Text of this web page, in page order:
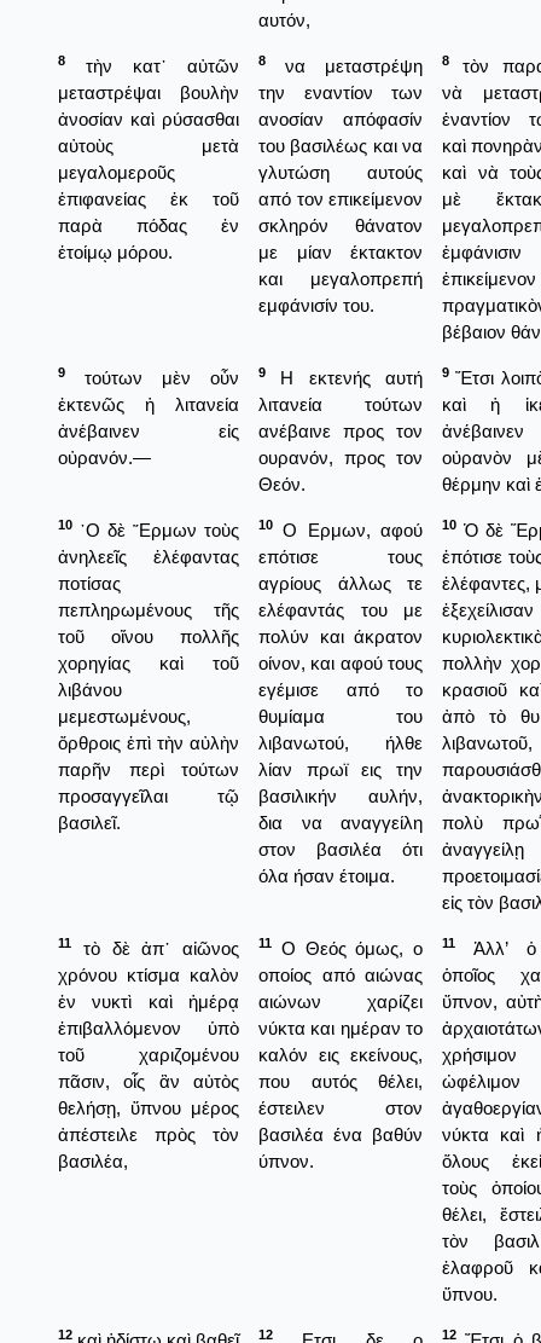
αυτόν,
8
τὴν κατ᾿ αὐτῶν
μεταστρέψαι βουλὴν
ἀνοσίαν καὶ ρύσασθαι
αὐτοὺς μετὰ
μεγαλομεροῦς
ἐπιφανείας ἐκ τοῦ
παρὰ πόδας ἐν
ἑτοίμῳ μόρου.
8
να μεταστρέψη
την εναντίον των
ανοσίαν απόφασίν
του βασιλέως και να
γλυτώση αυτούς
από τον επικείμενον
σκληρόν θάνατον
με μίαν έκτακτον
και μεγαλοπρεπή
εμφάνισίν του.
8
τὸν
νὰ
ἐναντίον
καὶ
καὶ νὰ
μὲ
ἐπικείμενον
βέβαιον
9
τούτων μὲν οὖν
ἐκτενῶς ἡ λιτανεία
ἀνέβαινεν εἰς
οὐρανόν.—
9
Η εκτενής αυτή
λιτανεία τούτων
ανέβαινε προς τον
ουρανόν, προς τον
Θεόν.
9 Ἔτσι
καὶ ἡ
οὐρανὸν
θέρμην καὶ
10 ῾Ο δὲ ῞Ερμων τοὺς
ἀνηλεεῖς ἐλέφαντας
ποτίσας
πεπληρωμένους τῆς
τοῦ οἴνου πολλῆς
χορηγίας καὶ τοῦ
λιβάνου
μεμεστωμένους,
ὄρθροις ἐπὶ τὴν αὐλὴν
παρῆν περὶ τούτων
προσαγγεῖλαι τῷ
βασιλεῖ.
10
Ο Ερμων, αφού
επότισε τους
αγρίους άλλως τε
ελέφαντάς του με
πολύν και άκρατον
οίνον, και αφού τους
εγέμισε από το
θυμίαμα του
λιβανωτού, ήλθε
λίαν πρωϊ εις την
βασιλικήν αυλήν,
δια να αναγγείλη
στον βασιλέα ότι
όλα ήσαν έτοιμα.
10 Ὁ δὲ
ἐπότισε
ἐλέφαντες,
ἐξεχείλισαν
πολλὴν
κρασιοῦ
ἀπὸ τὸ
λιβανωτοῦ,
πολὺ
εἰς τὸν
11
τὸ δὲ ἀπ᾿ αἰῶνος
χρόνου κτίσμα καλὸν
ἐν νυκτὶ καὶ ἡμέρᾳ
ἐπιβαλλόμενον ὑπὸ
τοῦ χαριζομένου
πᾶσιν, οἷς ἂν αὐτὸς
θελήσῃ, ὕπνου μέρος
ἀπέστειλε πρὸς τὸν
βασιλέα,
11
Ο Θεός όμως, ο
οποίος από αιώνας
αιώνων χαρίζει
νύκτα και ημέραν το
καλόν εις εκείνους,
που αυτός θέλει,
έστειλεν στον
βασιλέα ένα βαθύν
ύπνον.
11
Ἀλλ’
ὁποῖος
ὕπνον,
ὠφέλιμον
νύκτα καὶ
ὅλους
τοὺς
θέλει,
τὸν
ἐλαφροῦ
ὕπνου.
12 12 12